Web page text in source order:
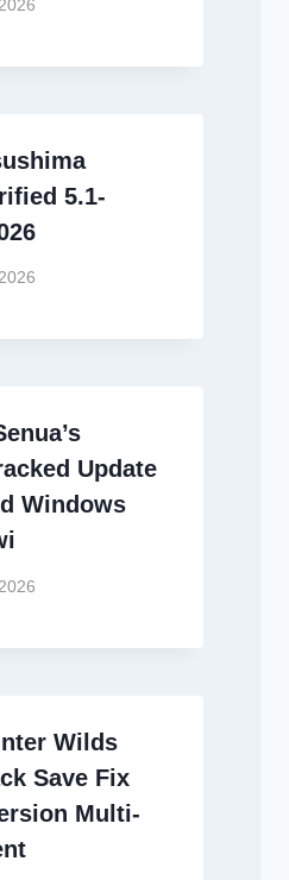
5.1-
Update
Windows
Wilds
Save Fix
Multi-